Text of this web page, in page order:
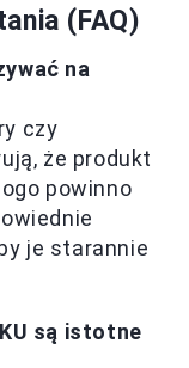
(FAQ)
na
czy
że produkt
powinno
je starannie
są istotne